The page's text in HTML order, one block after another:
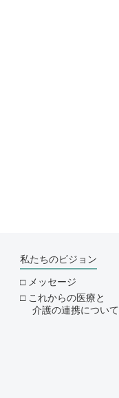
私たちのビジョン
メッセージ
これからの医療と
介護の連携について